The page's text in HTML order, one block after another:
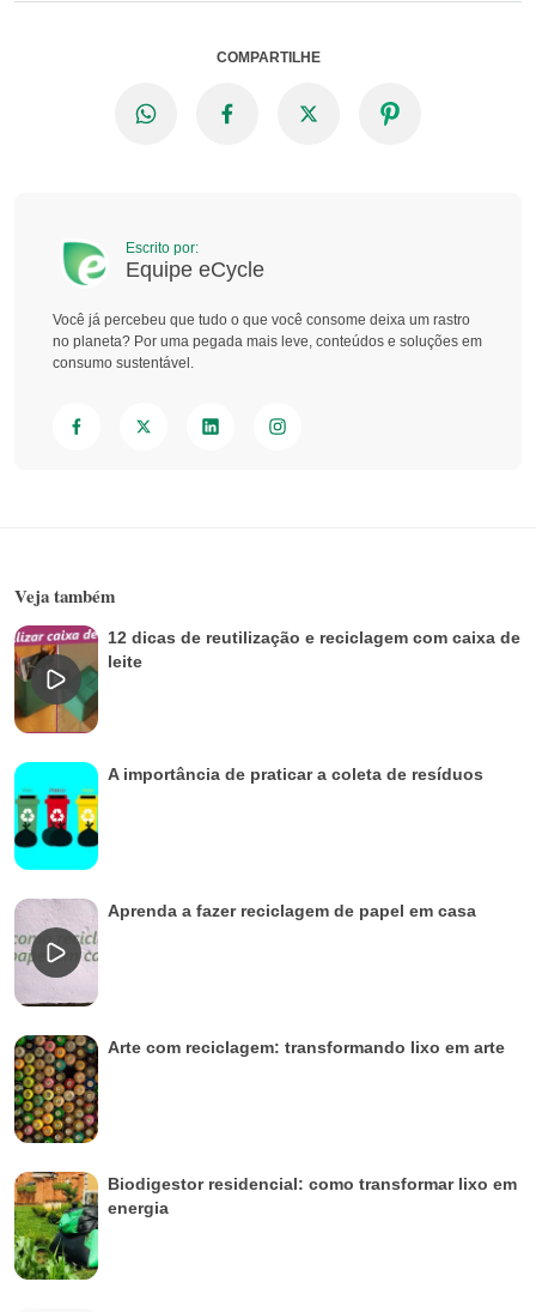
COMPARTILHE
Escrito por:
Equipe eCycle
Você já percebeu que tudo o que você consome deixa um rastro
no planeta? Por uma pegada mais leve, conteúdos e soluções em
consumo sustentável.
Veja também
12 dicas de reutilização e reciclagem com caixa de
leite
A importância de praticar a coleta de resíduos
Aprenda a fazer reciclagem de papel em casa
Arte com reciclagem: transformando lixo em arte
Biodigestor residencial: como transformar lixo em
energia